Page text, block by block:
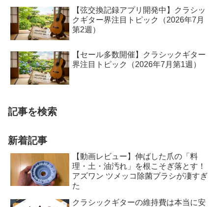
【弦交換記録アプリ開発中】クラシッ
クギター界注目トピック（2026年7月
第2週）
【セール多数開催】クラシックギター
界注目トピック（2026年7月第1週）
記事を検索
新着記事
【動画レビュー】伸ばした爪の「料
理・土・油汚れ」を根こそぎ落とす！
アズワン ツメッコ除菌ブラシが凄すぎ
た
クラシックギターの維持費は本当に安